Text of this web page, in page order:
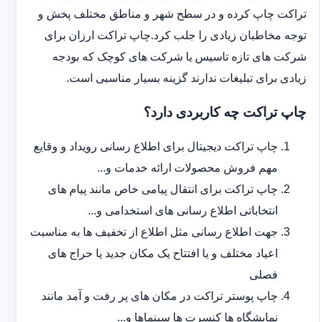
تراکت چاپ کرده و در سطح شهر و مناطق مختلف پخش و
توجه مخاطبان زیادی را جلب کرد.چاپ تراکت ارزان برای
شرکت های تازه تاسیس یا شرکت های کوچک که بودجه
زیادی برای تبلیغات ندارند گزینه بسیار مناسبی است.
چاپ تراکت چه کاربردی دارد؟
چاپ تراکت دیجیتال برای اطلاع رسانی رویداد و وقایع
مهم فروش محصولات ارائه خدمات و...
چاپ تراکت برای انتقال پیامی خاص مانند پیام های
انتخاباتی اطلاع رسانی های استخدامی و...
جهت اطلاع رسانی مثل اطلاع از تخفیف ها به مناسبت
اعیاد مختلف و یا افتتاح یک مکان جدید یا حراج های
فصلی
چاپ پوستر تراکت در مکان های پر رفت و آمد مانند
نمایشگاه ها کنسرت ها سینماها و...